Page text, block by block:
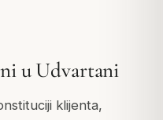
u Udvartani
klijenta,